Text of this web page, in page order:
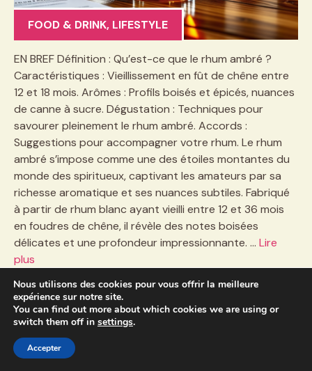
FOOD & DRINK, LIFESTYLE
EN BREF Définition : Qu’est-ce que le rhum ambré ?
Caractéristiques : Vieillissement en fût de chêne entre
12 et 18 mois. Arômes : Profils boisés et épicés, nuances
de canne à sucre. Dégustation : Techniques pour
savourer pleinement le rhum ambré. Accords :
Suggestions pour accompagner votre rhum. Le rhum
ambré s’impose comme une des étoiles montantes du
monde des spiritueux, captivant les amateurs par sa
richesse aromatique et ses nuances subtiles. Fabriqué
à partir de rhum blanc ayant vieilli entre 12 et 36 mois
en foudres de chêne, il révèle des notes boisées
délicates et une profondeur impressionnante. … Lire
plus
TAGS:
Le rhum doux : un
Nous utilisons des cookies pour vous offrir la meilleure
expérience sur notre site.
You can find out more about which cookies we are using or
switch them off in settings.
Accepter